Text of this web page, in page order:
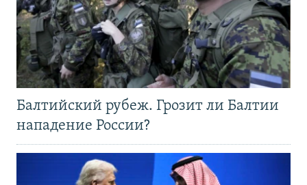
Балтийский рубеж. Грозит ли Балтии
нападение России?